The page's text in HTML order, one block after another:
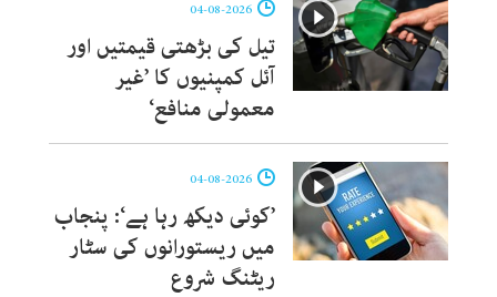
تیل کی بڑھتی قیمتیں اور
آئل کمپنیوں کا ’غیر
معمولی منافع‘
’کوئی دیکھ رہا ہے‘: پنجاب
میں ریستورانوں کی سٹار
ریٹنگ شروع